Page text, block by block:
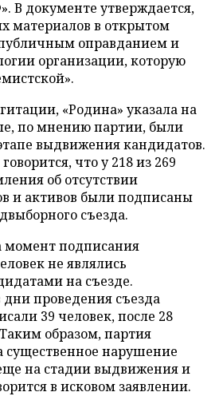
В документе утверждается,
материалов в открытом
оправданием и
организации, которую
«Родина» указала на
по мнению партии, были
выдвижения кандидатов.
что у 218 из 269
об отсутствии
и активов были подписаны
съезда.
момент подписания
не являлись
на съезде.
проведения съезда
39 человек, после 28
образом, партия
существенное нарушение
на стадии выдвижения и
в исковом заявлении.